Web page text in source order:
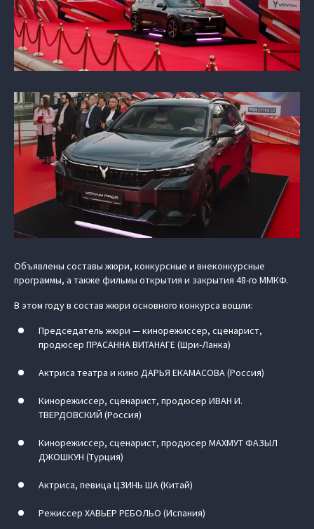
Объявлены составы жюри, конкурсные и внеконкурсные
программы, а также фильмы открытия и закрытия 48-го ММКФ.
В этом году в состав жюри основного конкурса вошли:
Председатель жюри — кинорежиссер, сценарист,
продюсер ПРАСАННА ВИТАНАГЕ (Шри-Ланка)
Актриса театра и кино ДАРЬЯ ЕКАМАСОВА (Россия)
Кинорежиссер, сценарист, продюсер ИВАН И.
ТВЕРДОВСКИЙ (Россия)
Кинорежиссер, сценарист, продюсер МАХМУТ ФАЗЫЛ
ДЖОШКУН (Турция)
Актриса, певица ЦЗИНЬ ША (Китай)
Режиссер ХАВЬЕР РЕБОЛЬО (Испания)